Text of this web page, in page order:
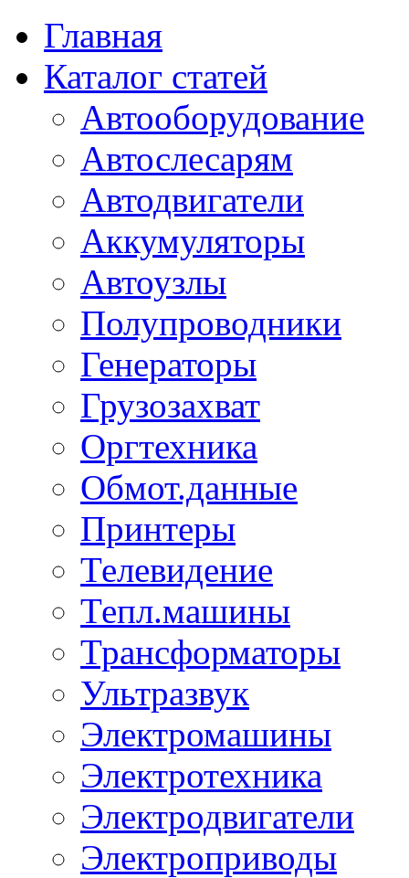
Главная
Каталог статей
Автооборудование
Автослесарям
Автодвигатели
Аккумуляторы
Автоузлы
Полупроводники
Генераторы
Грузозахват
Оргтехника
Обмот.данные
Принтеры
Телевидение
Тепл.машины
Трансформаторы
Ультразвук
Электромашины
Электротехника
Электродвигатели
Электроприводы